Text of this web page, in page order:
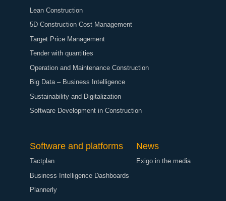
Lean Construction
5D Construction Cost Management
Target Price Management
Tender with quantities
Operation and Maintenance Construction
Big Data – Business Intelligence
Sustainability and Digitalization
Software Development in Construction
Software and platforms
Tactplan
Business Intelligence Dashboards
Plannerly
News
Exigo in the media